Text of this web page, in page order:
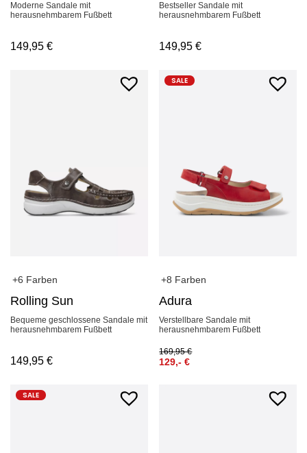
Moderne Sandale mit
herausnehmbarem Fußbett
149,95 €
Bestseller Sandale mit
herausnehmbarem Fußbett
149,95€
+6 Farben
Rolling Sun
Bequeme geschlossene Sandale mit
herausnehmbarem Fußbett
149,95 €
SALE
+8 Farben
Adura
Verstellbare Sandale mit
herausnehmbarem Fußbett
169,95€
129,-€
SALE